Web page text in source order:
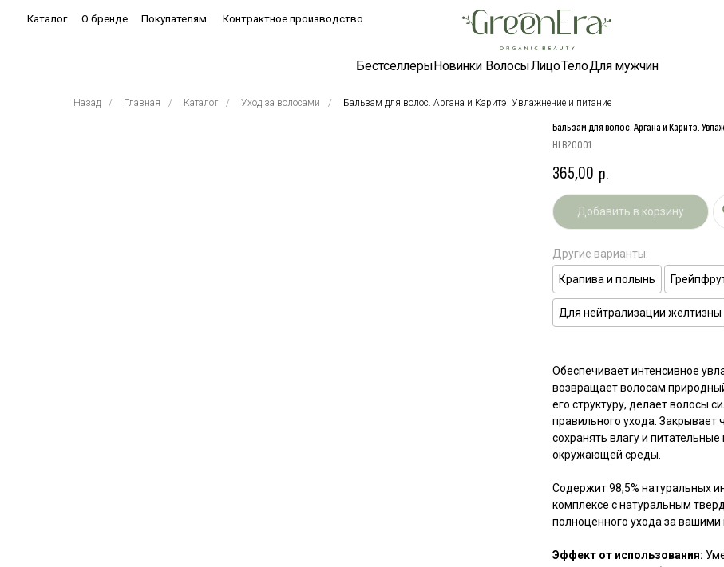
Каталог О бренде Контрактное производство
Покупателям
Бестселлеры Волосы Лицо Для мужчин
Назад / Главная / Каталог / Уход за волосами / Бальзам для волос. Аргана и Каритэ. Увлажнение и питание
Бальзам для волос. Аргана и Каритэ.
HLB20001
365,00 р.
Добавить в корзину
Другие варианты:
Крапива и полынь
Для нейтрализации желтизны
Обеспечивает интенсивное
возвращает волосам
его структуру, делает волосы
правильного ухода. Закрывает
сохранять влагу и
окружающей среды.
Содержит 98,5% натуральных
комплексе с натуральным
полноценного ухода за вашими
Эффект от использования: